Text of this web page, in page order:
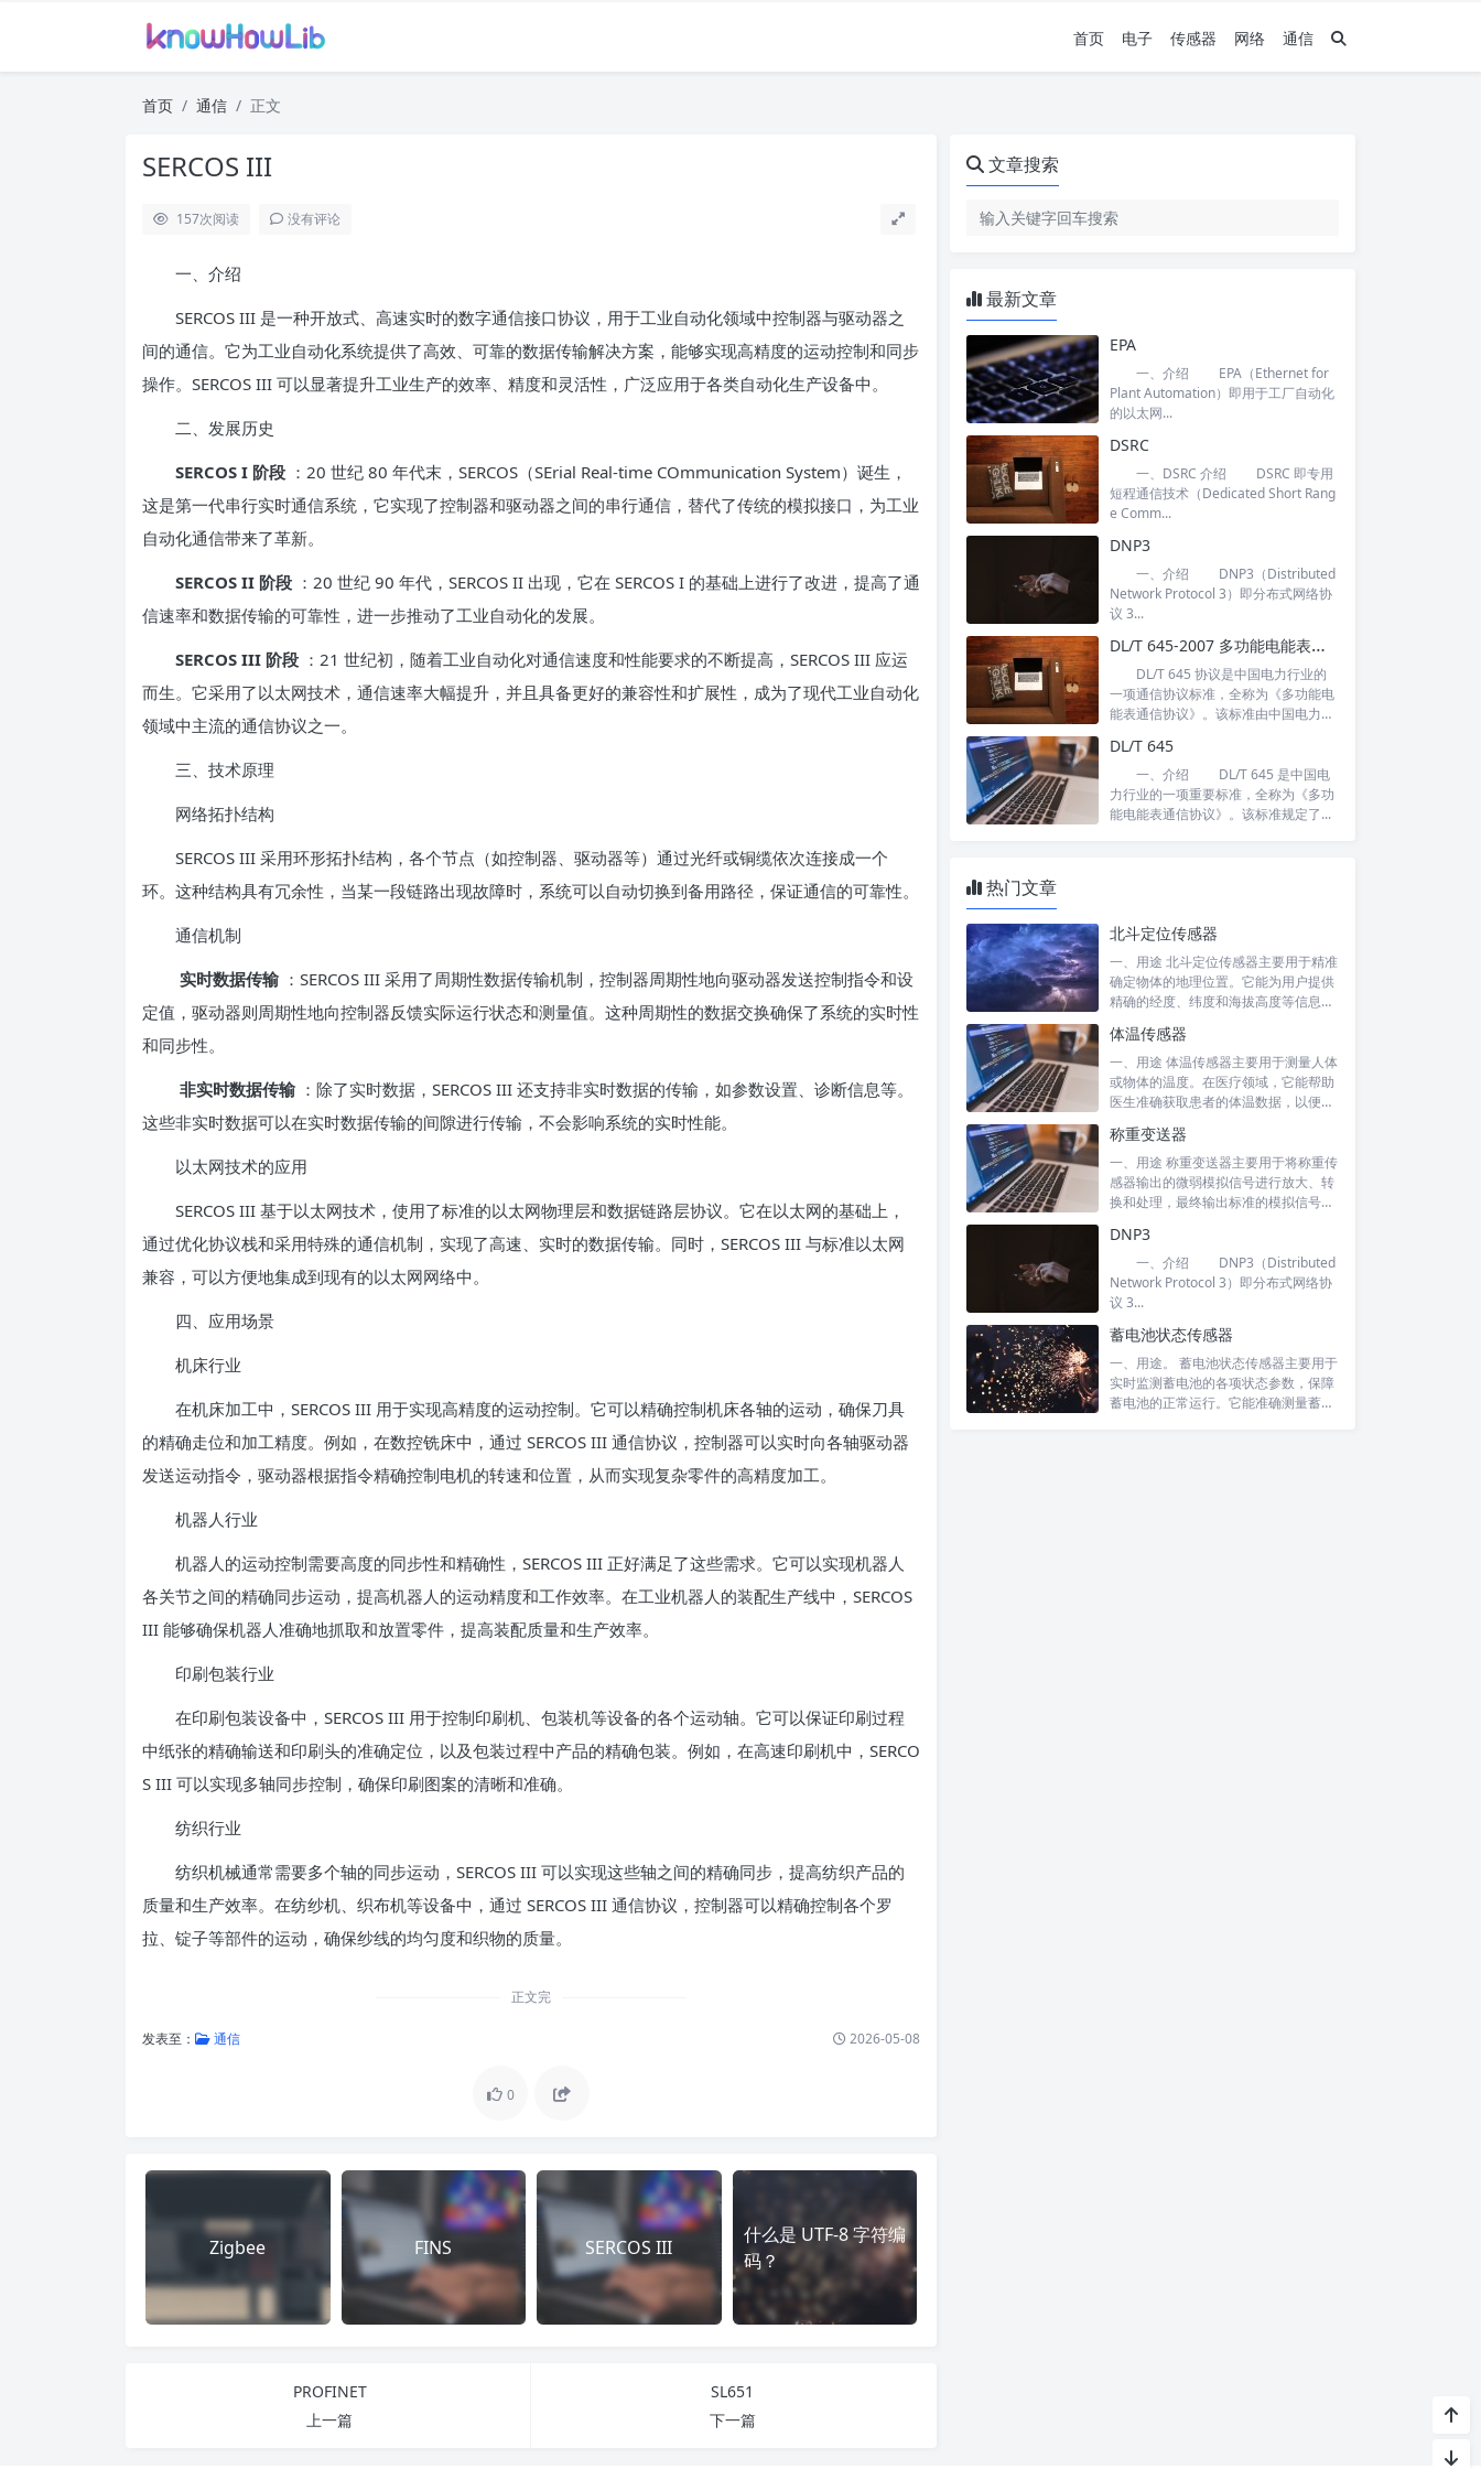
首页 电子 传感器 网络 通信
首页 通信 正文
SERCOS III
157次阅读 没有评论
一、介绍
SERCOS III 是一种开放式、高速实时的数字通信接口协议，用于工业自动化领域中控制器与驱动器之
间的通信。它为工业自动化系统提供了高效、可靠的数据传输解决方案，能够实现高精度的运动控制和同步
操作。SERCOS III 可以显著提升工业生产的效率、精度和灵活性，广泛应用于各类自动化生产设备中。
二、发展历史
SERCOS I 阶段 ：20 世纪 80 年代末，SERCOS（SErial Real-time COmmunication System）诞生，
这是第一代串行实时通信系统，它实现了控制器和驱动器之间的串行通信，替代了传统的模拟接口，为工业
自动化通信带来了革新。
SERCOS II 阶段 ：20 世纪 90 年代，SERCOS II 出现，它在 SERCOS I 的基础上进行了改进，提高了通
信速率和数据传输的可靠性，进一步推动了工业自动化的发展。
SERCOS III 阶段 ：21 世纪初，随着工业自动化对通信速度和性能要求的不断提高，SERCOS III 应运
而生。它采用了以太网技术，通信速率大幅提升，并且具备更好的兼容性和扩展性，成为了现代工业自动化
领域中主流的通信协议之一。
三、技术原理
网络拓扑结构
SERCOS III 采用环形拓扑结构，各个节点（如控制器、驱动器等）通过光纤或铜缆依次连接成一个
环。这种结构具有冗余性，当某一段链路出现故障时，系统可以自动切换到备用路径，保证通信的可靠性。
通信机制
实时数据传输 ：SERCOS III 采用了周期性数据传输机制，控制器周期性地向驱动器发送控制指令和设
定值，驱动器则周期性地向控制器反馈实际运行状态和测量值。这种周期性的数据交换确保了系统的实时性
和同步性。
非实时数据传输 ：除了实时数据，SERCOS III 还支持非实时数据的传输，如参数设置、诊断信息等。
这些非实时数据可以在实时数据传输的间隙进行传输，不会影响系统的实时性能。
以太网技术的应用
SERCOS III 基于以太网技术，使用了标准的以太网物理层和数据链路层协议。它在以太网的基础上，
通过优化协议栈和采用特殊的通信机制，实现了高速、实时的数据传输。同时，SERCOS III 与标准以太网
兼容，可以方便地集成到现有的以太网网络中。
四、应用场景
机床行业
在机床加工中，SERCOS III 用于实现高精度的运动控制。它可以精确控制机床各轴的运动，确保刀具
的精确走位和加工精度。例如，在数控铣床中，通过 SERCOS III 通信协议，控制器可以实时向各轴驱动器
发送运动指令，驱动器根据指令精确控制电机的转速和位置，从而实现复杂零件的高精度加工。
机器人行业
机器人的运动控制需要高度的同步性和精确性，SERCOS III 正好满足了这些需求。它可以实现机器人
各关节之间的精确同步运动，提高机器人的运动精度和工作效率。在工业机器人的装配生产线中，SERCOS
III 能够确保机器人准确地抓取和放置零件，提高装配质量和生产效率。
印刷包装行业
在印刷包装设备中，SERCOS III 用于控制印刷机、包装机等设备的各个运动轴。它可以保证印刷过程
中纸张的精确输送和印刷头的准确定位，以及包装过程中产品的精确包装。例如，在高速印刷机中，SERCO
S III 可以实现多轴同步控制，确保印刷图案的清晰和准确。
纺织行业
纺织机械通常需要多个轴的同步运动，SERCOS III 可以实现这些轴之间的精确同步，提高纺织产品的
质量和生产效率。在纺纱机、织布机等设备中，通过 SERCOS III 通信协议，控制器可以精确控制各个罗
拉、锭子等部件的运动，确保纱线的均匀度和织物的质量。
正文完
发表至： 通信 2026-05-08
0
Zigbee FINS SERCOS III
什么是 UTF-8 字符编
码？
PROFINET
上一篇
SL651
下一篇
文章搜索
最新文章
EPA
一、介绍 EPA（Ethernet for
Plant Automation）即用于工厂自动化
的以太网...
DSRC
一、DSRC 介绍 DSRC 即专用
短程通信技术（Dedicated Short Rang
e Comm...
DNP3
一、介绍 DNP3（Distributed
Network Protocol 3）即分布式网络协
议 3...
DL/T 645-2007 多功能电能表通信协议
DL/T 645 协议是中国电力行业的
一项通信协议标准，全称为《多功能电
能表通信协议》。该标准由中国电力
DL/T 645
一、介绍 DL/T 645 是中国电
力行业的一项重要标准，全称为《多功
能电能表通信协议》。该标准规定了...
热门文章
北斗定位传感器
一、用途 北斗定位传感器主要用于精准
确定物体的地理位置。它能为用户提供
精确的经度、纬度和海拔高度等信息。
体温传感器
一、用途 体温传感器主要用于测量人体
或物体的温度。在医疗领域，它能帮助
医生准确获取患者的体温数据，以便诊
称重变送器
一、用途 称重变送器主要用于将称重传
感器输出的微弱模拟信号进行放大、转
换和处理，最终输出标准的模拟信号
DNP3
一、介绍 DNP3（Distributed
Network Protocol 3）即分布式网络协
议 3...
蓄电池状态传感器
一、用途。 蓄电池状态传感器主要用于
实时监测蓄电池的各项状态参数，保障
蓄电池的正常运行。它能准确测量蓄电